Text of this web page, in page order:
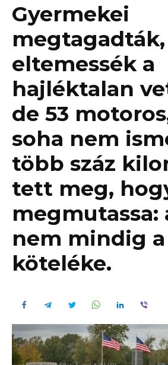
Gyermekei
eltemessék a
hajléktalan
de 53
soha nem
több száz
tett meg,
megmutassa:
nem mindig
köteléke.